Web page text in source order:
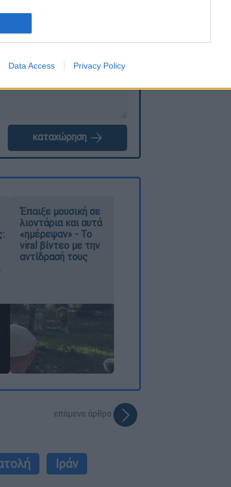
Data Access Privacy Policy
προσβλητικά σχόλια θα
καταχώρηση
Έπαιξε μουσική σε
λιοντάρια και αυτά
«ημέρεψαν» - Το
viral βίντεο με την
αντίδρασή τους
επόμενο άρθρο
Ιράν